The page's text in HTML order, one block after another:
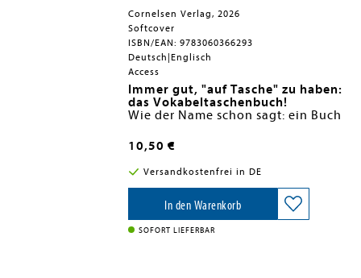
Cornelsen Verlag, 2026
Softcover
ISBN/EAN: 9783060366293
Deutsch|Englisch
Access
Immer gut, "auf Tasche" zu haben:
das Vokabeltaschenbuch!
Wie der Name schon sagt: ein Buch
selbstständig unterwegs
Vokabelwissen aufzufrischen und
für Prüfungen zu trainieren!
Alle Vokabeln aus dem Schulbuch
- übersichtlich strukturiert
Mit englischen Wörtern und
Redewendungen
Die wichtigsten Vokabeln sind
nach Themen zusammengestellt
Lautschrift hilft bei der
10,50 €
Versandkostenfrei in DE
In den Warenkorb
SOFORT LIEFERBAR